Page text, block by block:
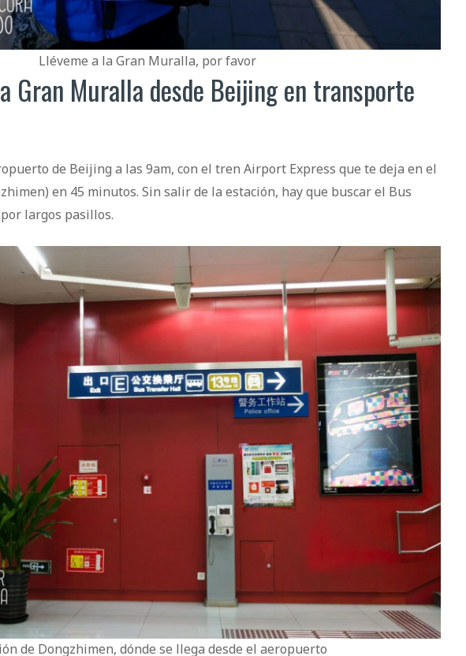
Lléveme a la Gran Muralla, por favor
Gran Muralla desde Beijing en transporte
de Beijing a las 9am, con el tren Airport Express que te deja en el
en 45 minutos. Sin salir de la estación, hay que buscar el Bus
largos pasillos.
de Dongzhimen, dónde se llega desde el aeropuerto